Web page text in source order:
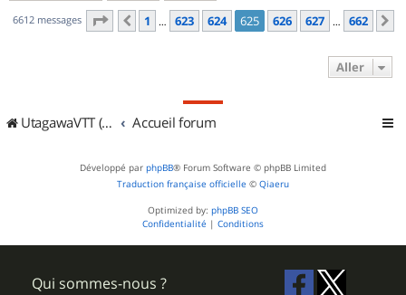
6612 messages Page 625 sur662
Précédent
1 … 623 624 625 626 627 … 662
Aller
UtagawaVTT (Randos VTT et VTTAE avec traces GPS) Accueil forum
Développé par phpBB® Forum Software © phpBB Limited
Traduction française officielle © Qiaeru
Optimized by: phpBB SEO
Confidentialité | Conditions
Qui sommes-nous ?